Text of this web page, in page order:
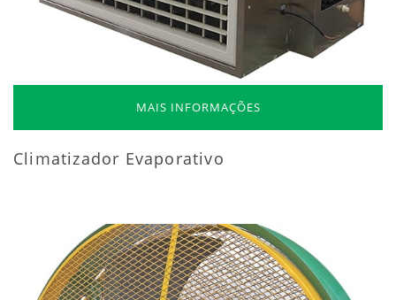
MAIS INFORMAÇÕES
Climatizador Evaporativo